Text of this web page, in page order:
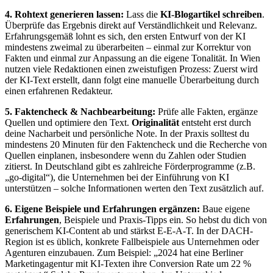
4. Rohtext generieren lassen: Lass die KI-Blogartikel schreiben.
Überprüfe das Ergebnis direkt auf Verständlichkeit und Relevanz.
Erfahrungsgemäß lohnt es sich, den ersten Entwurf von der KI
mindestens zweimal zu überarbeiten – einmal zur Korrektur von
Fakten und einmal zur Anpassung an die eigene Tonalität. In Wien
nutzen viele Redaktionen einen zweistufigen Prozess: Zuerst wird
der KI-Text erstellt, dann folgt eine manuelle Überarbeitung durch
einen erfahrenen Redakteur.
5. Faktencheck & Nachbearbeitung: Prüfe alle Fakten, ergänze
Quellen und optimiere den Text. Originalität entsteht erst durch
deine Nacharbeit und persönliche Note. In der Praxis solltest du
mindestens 20 Minuten für den Faktencheck und die Recherche von
Quellen einplanen, insbesondere wenn du Zahlen oder Studien
zitierst. In Deutschland gibt es zahlreiche Förderprogramme (z.B.
„go-digital“), die Unternehmen bei der Einführung von KI
unterstützen – solche Informationen werten den Text zusätzlich auf.
6. Eigene Beispiele und Erfahrungen ergänzen: Baue eigene
Erfahrungen, Beispiele und Praxis-Tipps ein. So hebst du dich von
generischem KI-Content ab und stärkst E-E-A-T. In der DACH-
Region ist es üblich, konkrete Fallbeispiele aus Unternehmen oder
Agenturen einzubauen. Zum Beispiel: „2024 hat eine Berliner
Marketingagentur mit KI-Texten ihre Conversion Rate um 22 %